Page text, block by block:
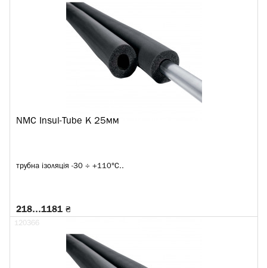
NMC Insul-Tube K 25мм
трубна ізоляція -30 ÷ +110°C..
218…1181 ₴
120366